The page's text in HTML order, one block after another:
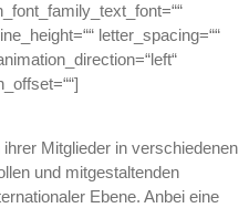
letter_spacing=““
Mitglieder in verschiedenen
und mitgestaltenden
Ebene. Anbei eine